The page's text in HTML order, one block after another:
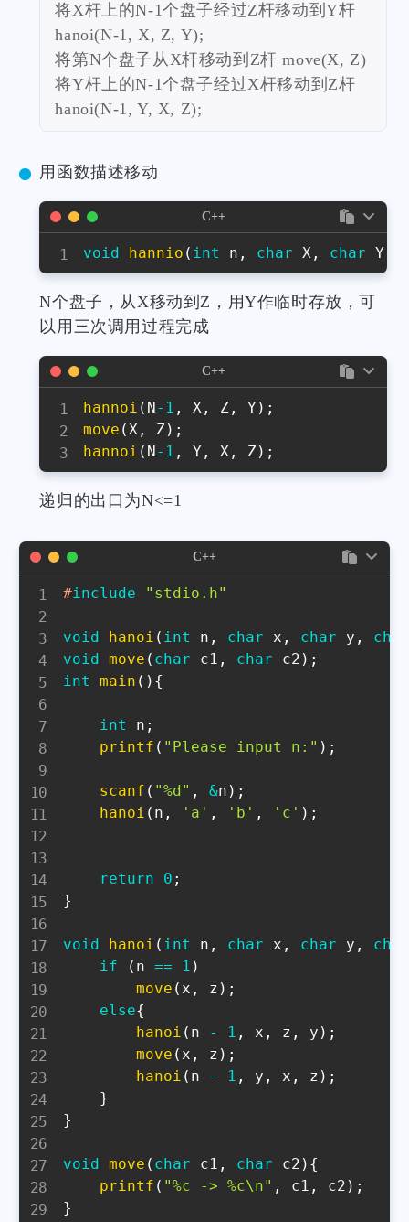
将X杆上的N-1个盘子经过Z杆移动到Y杆
hanoi(N-1, X, Z, Y);
将第N个盘子从X杆移动到Z杆 move(X, Z)
将Y杆上的N-1个盘子经过X杆移动到Z杆
hanoi(N-1, Y, X, Z);
用函数描述移动
void hannio ( int n , char X , char Y
C++
N个盘子，从X移动到Z，用Y作临时存放，可
以用三次调用过程完成
hannoi ( N- 1 , X , Z , Y ) ;
move ( X , Z ) ;
hannoi ( N- 1 , Y , X , Z ) ;
C++
递归的出口为N<=1
#include "stdio.h"
void hanoi ( int n , char x , char y ,
char
void move ( char c1 , char c2 ) ;
int
main ( ) {
int n ;
printf ( "Please input n:" ) ;
scanf ( "%d" , &n ) ;
hanoi ( n , 'a' , 'b' , 'c' ) ;
return 0 ;
}
void hanoi ( int n , char x , char y ,
char
if
( n == 1 )
move ( x , z ) ;
else{
hanoi ( n - 1 , x , z , y ) ;
move ( x , z ) ;
hanoi ( n - 1 , y , x , z ) ;
}
}
void move ( char c1 , char c2 ) {
printf ( "%c -> %c\n" , c1 , c2 ) ;
}
C++